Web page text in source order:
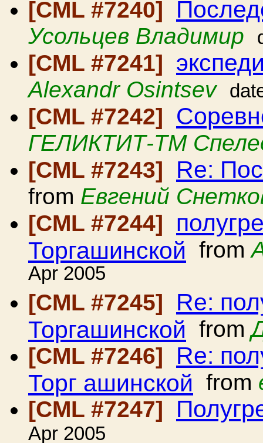
[CML #7240]
Усольцев Владимир
[CML #7241]
Alexandr Osintsev
[CML #7242]
ГЕЛИКТИТ-ТМ
[CML #7243]
Re:
from Евгений
[CML #7244]
Торгашинской from
Apr 2005
[CML #7245]
Re:
Торгашинской from
[CML #7246]
Re:
Торг ашинской from
[CML #7247]
Apr 2005